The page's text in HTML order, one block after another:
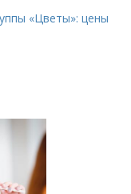
«Цветы»: цены